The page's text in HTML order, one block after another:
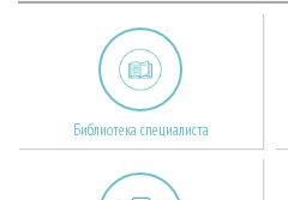
Библиотека специалиста